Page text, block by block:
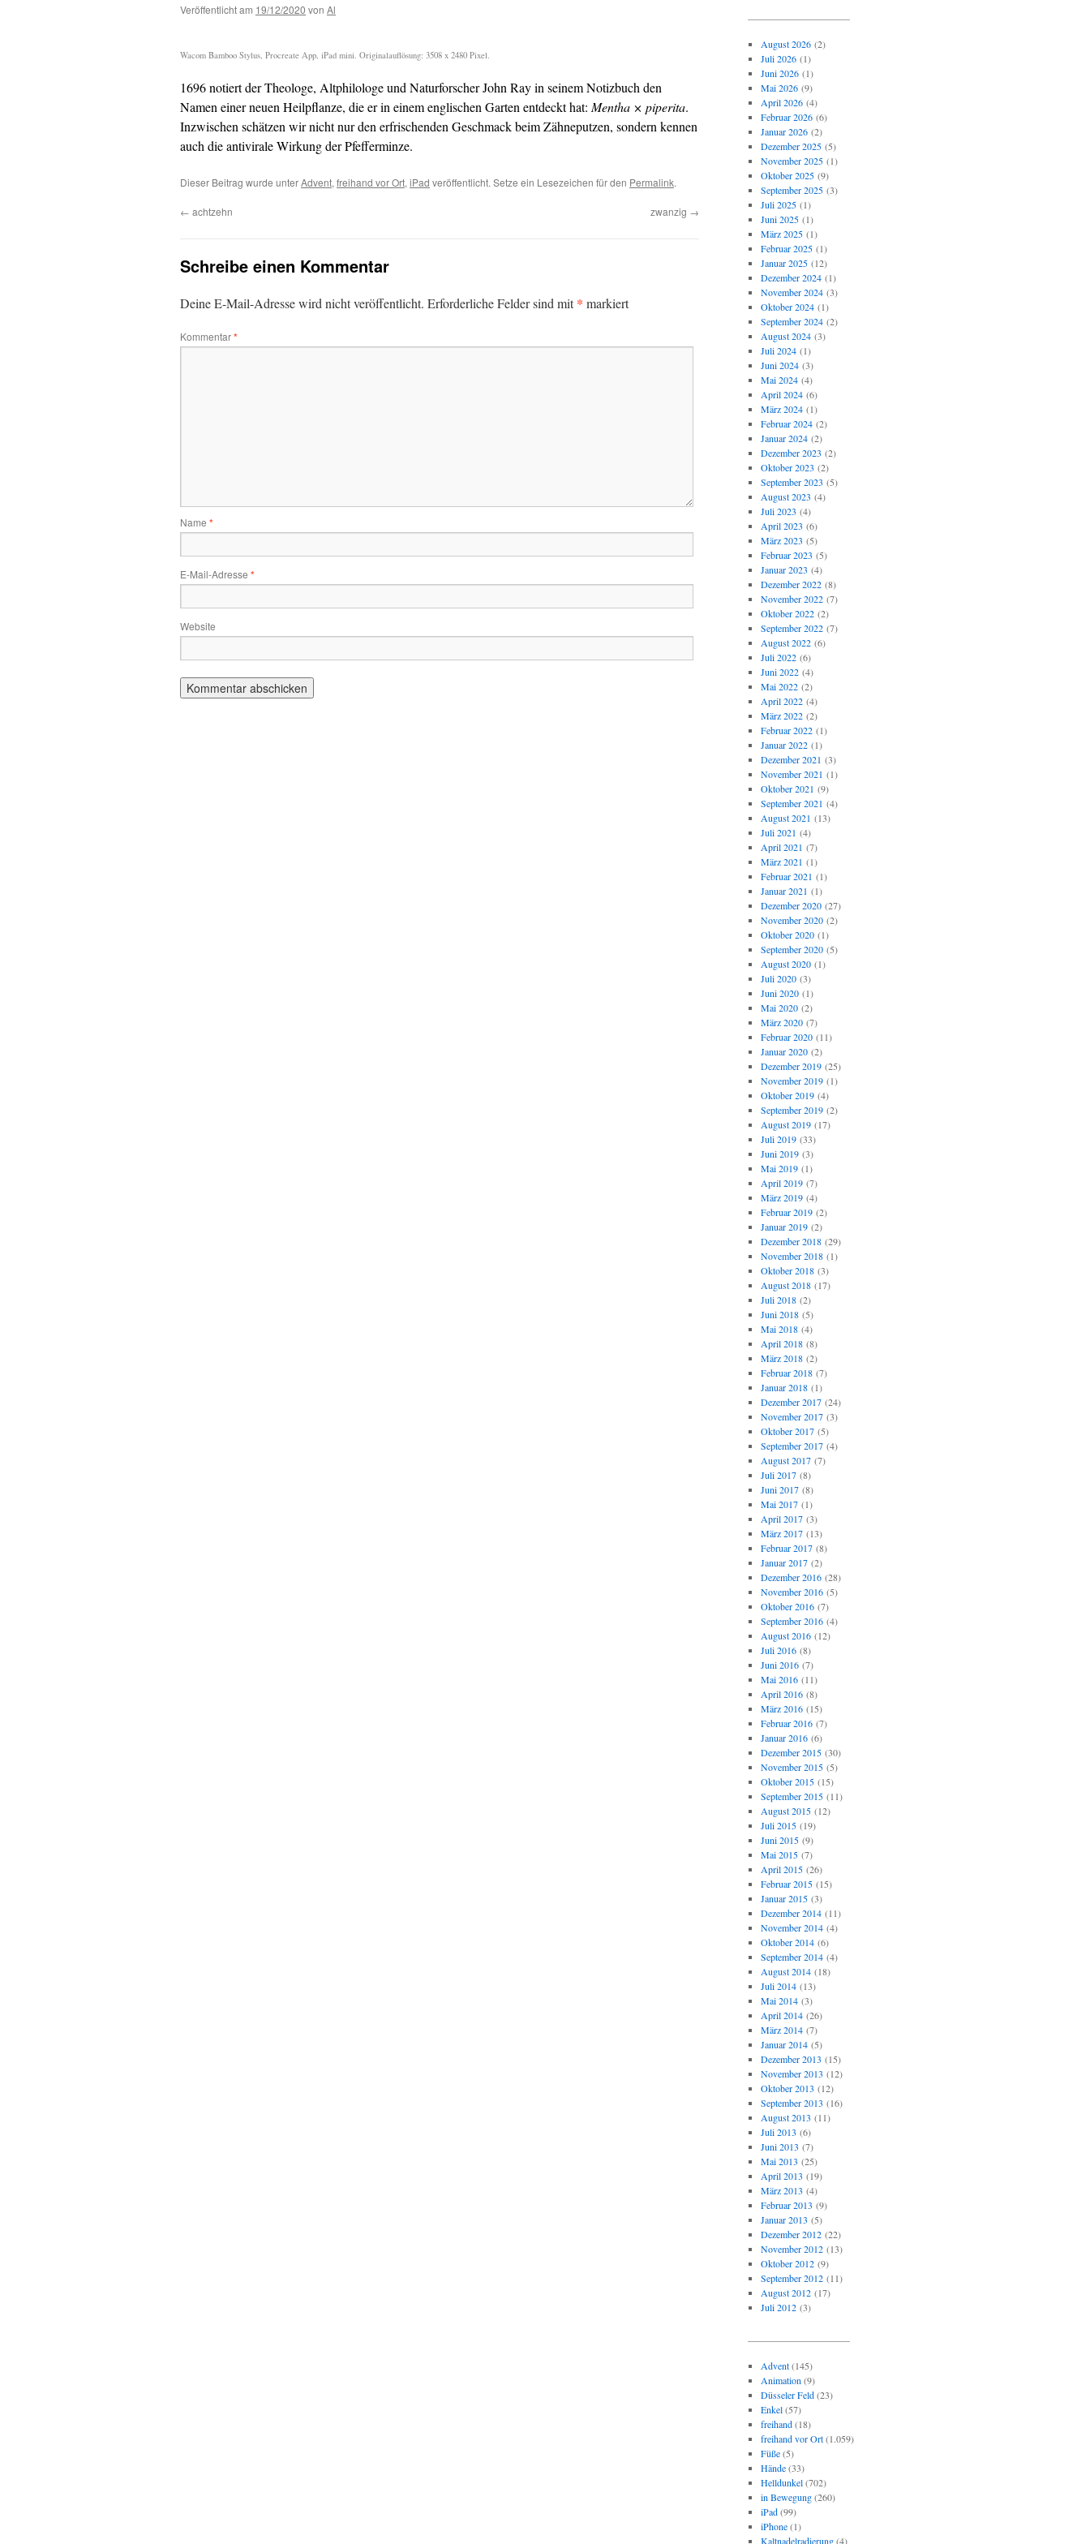
Veröffentlicht am 19/12/2020 von Al
Wacom Bamboo Stylus, Procreate App, iPad mini. Originalauflösung: 3508 x 2480 Pixel.
1696 notiert der Theologe, Altphilologe und Naturforscher John Ray in seinem Notizbuch den
Namen einer neuen Heilpflanze, die er in einem englischen Garten entdeckt hat: Mentha × piperita.
Inzwischen schätzen wir nicht nur den erfrischenden Geschmack beim Zähneputzen, sondern kennen
auch die antivirale Wirkung der Pfefferminze.
Dieser Beitrag wurde unterAdvent, freihand vor Ort, iPad veröffentlicht. Setze ein Lesezeichen für den Permalink.
← achtzehn zwanzig →
Schreibe einen Kommentar
Deine E-Mail-Adresse wird nicht veröffentlicht. Erforderliche Felder sind mit* markiert
Kommentar*
Name *
E-Mail-Adresse *
Website
August 2026(2)
Juli 2026(1)
Juni 2026(1)
Mai 2026(9)
April 2026(4)
Februar 2026(6)
Januar 2026(2)
Dezember 2025(5)
November 2025(1)
Oktober 2025(9)
September 2025(3)
Juli 2025(1)
Juni 2025(1)
März 2025(1)
Februar 2025(1)
Januar 2025(12)
Dezember 2024(1)
November 2024(3)
Oktober 2024(1)
September 2024(2)
August 2024(3)
Juli 2024(1)
Juni 2024(3)
Mai 2024(4)
April 2024(6)
März 2024(1)
Februar 2024(2)
Januar 2024(2)
Dezember 2023 (2)
Oktober 2023 (2)
September 2023 (5)
August 2023 (4)
Juli 2023 (4)
April 2023 (6)
März 2023 (5)
Februar 2023 (5)
Januar 2023 (4)
Dezember 2022(8)
November 2022(7)
Oktober 2022(2)
September 2022(7)
August 2022(6)
Juli 2022(6)
Juni 2022(4)
Mai 2022(2)
April 2022(4)
März 2022(2)
Februar 2022(1)
Januar 2022(1)
Dezember 2021 (3)
November 2021 (1)
Oktober 2021 (9)
September 2021 (4)
August 2021 (13)
Juli 2021 (4)
April 2021 (7)
März 2021 (1)
Februar 2021 (1)
Januar 2021 (1)
Dezember 2020(27)
November 2020(2)
Oktober 2020(1)
September 2020(5)
August 2020(1)
Juli 2020(3)
Juni 2020(1)
Mai 2020(2)
März 2020(7)
Februar 2020(11)
Januar 2020(2)
Dezember 2019(25)
November 2019(1)
Oktober 2019(4)
September 2019(2)
August 2019(17)
Juli 2019(33)
Juni 2019(3)
Mai 2019(1)
April 2019(7)
März 2019(4)
Februar 2019(2)
Januar 2019(2)
Dezember 2018(29)
November 2018(1)
Oktober 2018(3)
August 2018(17)
Juli 2018(2)
Juni 2018(5)
Mai 2018(4)
April 2018(8)
März 2018(2)
Februar 2018(7)
Januar 2018(1)
Dezember 2017(24)
November 2017(3)
Oktober 2017(5)
September 2017(4)
August 2017(7)
Juli 2017(8)
Juni 2017(8)
Mai 2017(1)
April 2017(3)
März 2017(13)
Februar 2017(8)
Januar 2017(2)
Dezember 2016(28)
November 2016(5)
Oktober 2016(7)
September 2016(4)
August 2016(12)
Juli 2016(8)
Juni 2016(7)
Mai 2016(11)
April 2016(8)
März 2016(15)
Februar 2016(7)
Januar 2016(6)
Dezember 2015(30)
November 2015(5)
Oktober 2015(15)
September 2015(11)
August 2015(12)
Juli 2015(19)
Juni 2015(9)
Mai 2015(7)
April 2015(26)
Februar 2015(15)
Januar 2015(3)
Dezember 2014(11)
November 2014(4)
Oktober 2014(6)
September 2014(4)
August 2014(18)
Juli 2014(13)
Mai 2014(3)
April 2014(26)
März 2014(7)
Januar 2014(5)
Dezember 2013 (15)
November 2013 (12)
Oktober 2013 (12)
September 2013 (16)
August 2013 (11)
Juli 2013 (6)
Juni 2013 (7)
Mai 2013 (25)
April 2013 (19)
März 2013 (4)
Februar 2013 (9)
Januar 2013 (5)
Dezember 2012(22)
November 2012(13)
Oktober 2012(9)
September 2012(11)
August 2012(17)
Juli 2012(3)
Advent(145)
Animation (9)
Düsseler Feld(23)
Enkel(57)
freihand(18)
freihand vor Ort(1.059)
Füße(5)
Hände(33)
Helldunkel(702)
in Bewegung(260)
iPad(99)
iPhone(1)
Kaltnadelradierung(4)